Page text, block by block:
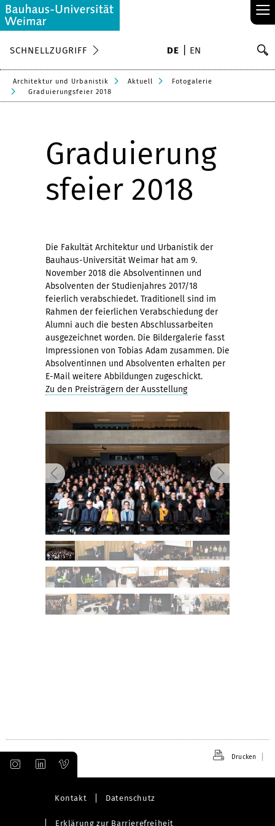
≡
SCHNELLZUGRIFF DE EN
Architektur und Urbanistik Aktuell
Fotogalerie
Graduierungsfeier 2018
Graduierung
sfeier 2018
Die Fakultät Architektur und Urbanistik der
Bauhaus-Universität Weimar hat am 9.
November 2018 die Absolventinnen und
Absolventen der Studienjahres 2017/18
feierlich verabschiedet. Traditionell sind im
Rahmen der feierlichen Verabschiedung der
Alumni auch die besten Abschlussarbeiten
ausgezeichnet worden. Die Bildergalerie fasst
Impressionen von Tobias Adam zusammen. Die
Absolventinnen und Absolventen erhalten per
E-Mail weitere Abbildungen zugeschickt.
Zu den Preisträgern der Ausstellung
Drucken
Kontakt Datenschutz
Erklärung zur Barrierefreiheit